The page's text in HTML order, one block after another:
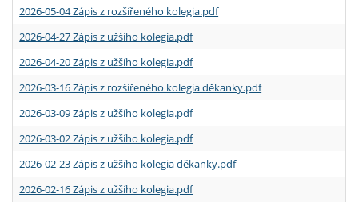
2026-05-04 Zápis z rozšířeného kolegia.pdf
2026-04-27 Zápis z užšího kolegia.pdf
2026-04-20 Zápis z užšího kolegia.pdf
2026-03-16 Zápis z rozšířeného kolegia děkanky.pdf
2026-03-09 Zápis z užšího kolegia.pdf
2026-03-02 Zápis z užšího kolegia.pdf
2026-02-23 Zápis z užšího kolegia děkanky.pdf
2026-02-16 Zápis z užšího kolegia.pdf